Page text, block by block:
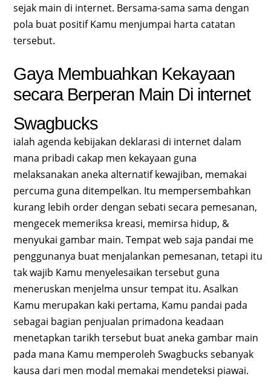
sejak main di internet. Bersama-sama sama dengan
pola buat positif Kamu menjumpai harta catatan
tersebut.
Gaya Membuahkan Kekayaan
secara Berperan Main Di internet
Swagbucks
ialah agenda kebijakan deklarasi di internet dalam
mana pribadi cakap men kekayaan guna
melaksanakan aneka alternatif kewajiban, memakai
percuma guna ditempelkan. Itu mempersembahkan
kurang lebih order dengan sebati secara pemesanan,
mengecek memeriksa kreasi, memirsa hidup, &
menyukai gambar main. Tempat web saja pandai me
penggunanya buat menjalankan pemesanan, tetapi itu
tak wajib Kamu menyelesaikan tersebut guna
meneruskan menjelma unsur tempat itu. Asalkan
Kamu merupakan kaki pertama, Kamu pandai pada
sebagai bagian penjualan primadona keadaan
menetapkan tarikh tersebut buat aneka gambar main
pada mana Kamu memperoleh Swagbucks sebanyak
kausa dari men modal memakai mendeteksi piawai.